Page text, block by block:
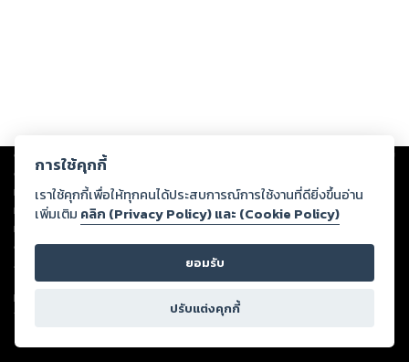
Copyright © 2026
ต่อผลงานหรือเนื้อหาใดที่อัปโหลดผ่านเว็บไซต์และปรากฏว่าละเมิดสิทธิใน
ทรัพย์สินทางปัญญาของบุคคลอื่นหรือขัดต่อกฎหมายและศีลธรรม ดังนั้น ผู้อ่าน
ทุกท่านโปรดใช้วิจารณญาณในการกลั่นกรองด้วยตนเอง และหากท่านพบว่าส่วน
หนึ่งส่วนใดขัดต่อกฎหมายและศีลธรรม กรุณาแจ้งมายังบริษัท เพื่อทีมงานจะได้
ดำเนินการในทันที ทั้งนี้ ทางสตอรี่ล็อกขอสงวนลิขสิทธิ์ตามพระราชบัญญัติ
ลิขสิทธิ์ พ.ศ. 2537 (ฉบับล่าสุด)
For support: member@ookbee.com
Version
การใช้คุกกี้
เราใช้คุกกี้เพื่อให้ทุกคนได้ประสบการณ์การใช้งานที่ดียิ่งขึ้นอ่าน
เพิ่มเติม คลิก (Privacy Policy) และ (Cookie Policy)
ยอมรับ
ปรับแต่งคุกกี้